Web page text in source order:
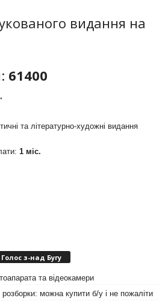
видання на
61400
та літературно-художні видання
1 міс.
з-над Бугу
та відеокамери
можна купити б/у і не пожаліти